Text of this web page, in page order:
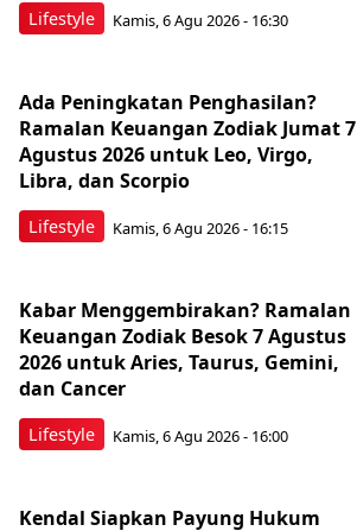
Lifestyle Kamis, 6 Agu 2026 - 16:30
Lifestyle
Ada Peningkatan Penghasilan?
Ramalan Keuangan Zodiak Jumat 7
Agustus 2026 untuk Leo, Virgo,
Libra, dan Scorpio
Kamis, 6 Agu 2026 - 16:15
Lifestyle
Kabar Menggembirakan? Ramalan
Keuangan Zodiak Besok 7 Agustus
2026 untuk Aries, Taurus, Gemini,
dan Cancer
Kamis, 6 Agu 2026 - 16:00
Kendal Siapkan Payung Hukum